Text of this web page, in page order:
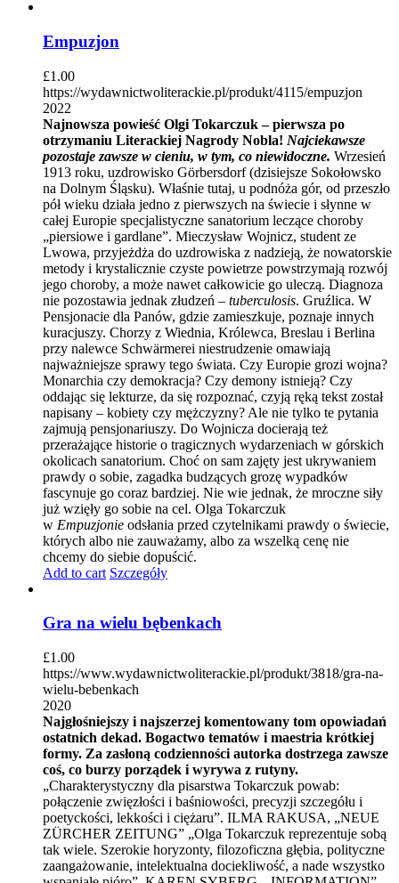
Empuzjon
£1.00
https://wydawnictwoliterackie.pl/produkt/4115/empuzjon
2022
Najnowsza powieść Olgi Tokarczuk – pierwsza po
otrzymaniu Literackiej Nagrody Nobla! Najciekawsze
pozostaje zawsze w cieniu, w tym, co niewidoczne. Wrzesień
1913 roku, uzdrowisko Görbersdorf (dzisiejsze Sokołowsko
na Dolnym Śląsku). Właśnie tutaj, u podnóża gór, od przeszło
pół wieku działa jedno z pierwszych na świecie i słynne w
całej Europie specjalistyczne sanatorium leczące choroby
„piersiowe i gardlane”. Mieczysław Wojnicz, student ze
Lwowa, przyjeżdża do uzdrowiska z nadzieją, że nowatorskie
metody i krystalicznie czyste powietrze powstrzymają rozwój
jego choroby, a może nawet całkowicie go uleczą. Diagnoza
nie pozostawia jednak złudzeń – tuberculosis. Gruźlica. W
Pensjonacie dla Panów, gdzie zamieszkuje, poznaje innych
kuracjuszy. Chorzy z Wiednia, Królewca, Breslau i Berlina
przy nalewce Schwärmerei niestrudzenie omawiają
najważniejsze sprawy tego świata. Czy Europie grozi wojna?
Monarchia czy demokracja? Czy demony istnieją? Czy
oddając się lekturze, da się rozpoznać, czyją ręką tekst został
napisany – kobiety czy mężczyzny? Ale nie tylko te pytania
zajmują pensjonariuszy. Do Wojnicza docierają też
przerażające historie o tragicznych wydarzeniach w górskich
okolicach sanatorium. Choć on sam zajęty jest ukrywaniem
prawdy o sobie, zagadka budzących grozę wypadków
fascynuje go coraz bardziej. Nie wie jednak, że mroczne siły
już wzięły go sobie na cel. Olga Tokarczuk
w Empuzjonie odsłania przed czytelnikami prawdy o świecie,
których albo nie zauważamy, albo za wszelką cenę nie
chcemy do siebie dopuścić.
Add to cart Szczegóły
Gra na wielu bębenkach
£1.00
https://www.wydawnictwoliterackie.pl/produkt/3818/gra-na-
wielu-bebenkach
2020
Najgłośniejszy i najszerzej komentowany tom opowiadań
ostatnich dekad. Bogactwo tematów i maestria krótkiej
formy. Za zasłoną codzienności autorka dostrzega zawsze
coś, co burzy porządek i wyrywa z rutyny.
„Charakterystyczny dla pisarstwa Tokarczuk powab:
połączenie zwięzłości i baśniowości, precyzji szczegółu i
poetyckości, lekkości i ciężaru”. ILMA RAKUSA, „NEUE
ZÜRCHER ZEITUNG” „Olga Tokarczuk reprezentuje sobą
tak wiele. Szerokie horyzonty, filozoficzna głębia, polityczne
zaangażowanie, intelektualna dociekliwość, a nade wszystko